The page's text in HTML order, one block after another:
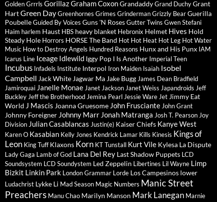
Golden Grrrls GorillazGraham CoxonGrandaddyGrand DuchyGrant
HartGreen DayGreenhornes Grimes GrindermanGrizzly BearGuerilla
PoubelleGuided By Voices Guns 'N RosesGutter Twins Gwen Stefani
Haim harlem Haust HBS heavy blanket Hebronix Helmet Hives Hold
Steady Hole Horrors HORSE The Band Hot Hot Heat Hot Leg Hot Water
Music How to Destroy Angels Hundred Reasons Hunx and His Punx IAM
Icarus Line Iceage Idlewild Iggy Pop I Is Another Imperial Teen
Incubus Infadels Institute Interpol Iron Maiden Isaïah Isobel
Campbell Jack White Jagwar Ma Jake Bugg James Dean Bradfield
Jamiroquai Janelle Monae Janet Jackson Janet Weiss Japandroids Jeff
Buckley Jeff the Brotherhood Jemina Pearl Jessie Ware Jet Jimmy Eat
World J Mascis Joanna Gruesome John Frusciante John Grant
Johnny Foreigner Johnny Marr Jonah Matranga Josh T. Pearson Joy
Division Julian Casablancas Justin(e) Kaiser Chiefs Kanye West
Karen O Kasabian Kelly Jones Kendrick Lamar Kills Kinesis Kings of
Leon King Tuff Klaxons Korn KT Tunstall Kurt Vile Kylesa La Dispute
Lady Gaga Lamb of God Lana Del Rey Last Shadow Puppets LCD
Soundsystem LCD Soundystem Led Zeppelin Libertines Lil Wayne Limp
Bizkit Linkin Park London Grammar Lorde Los Campesinos lower
Ludachrist Lykke Li Mad Season Magic Numbers Manic Street
Preachers Manu Chao Marilyn Manson Mark Lanegan Marnie